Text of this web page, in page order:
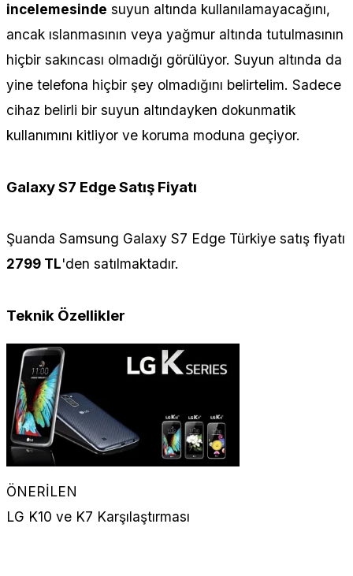
incelemesinde suyun altında kullanılamayacağını,
ancak ıslanmasının veya yağmur altında tutulmasının
hiçbir sakıncası olmadığı görülüyor. Suyun altında da
yine telefona hiçbir şey olmadığını belirtelim. Sadece
cihaz belirli bir suyun altındayken dokunmatik
kullanımını kitliyor ve koruma moduna geçiyor.
Galaxy S7 Edge Satış Fiyatı
Şuanda Samsung Galaxy S7 Edge Türkiye satış fiyatı
2799 TL'den satılmaktadır.
Teknik Özellikler
ÖNERİLEN
LG K10 ve K7 Karşılaştırması